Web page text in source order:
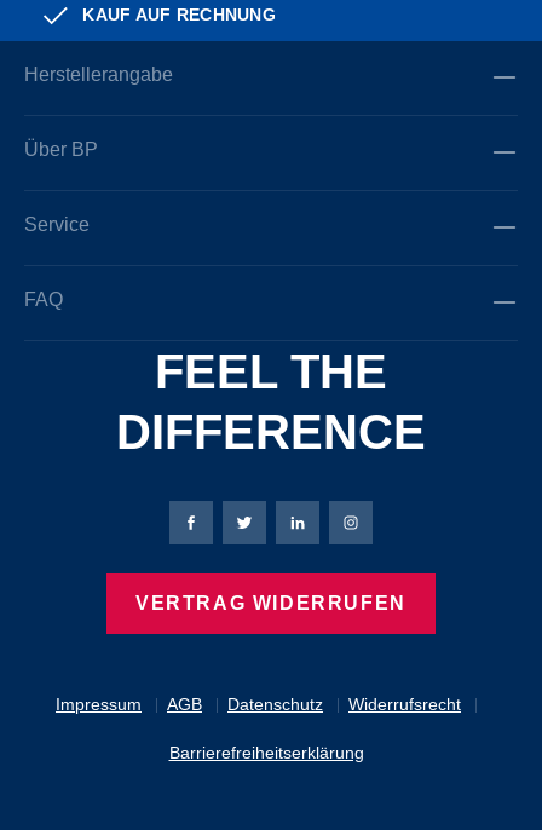
KAUF AUF RECHNUNG
Herstellerangabe
Über BP
Service
FAQ
FEEL THE
DIFFERENCE
Impressum AGB Datenschutz Widerrufsrecht
Barrierefreiheitserklärung
Bierbaum-Proenen Facebook-Seite
Bierbaum-Proenen Twitter Seite
Bierbaum-Proenen LinkedIn
Bierbaum-Proenen
VERTRAG WIDERRUFEN